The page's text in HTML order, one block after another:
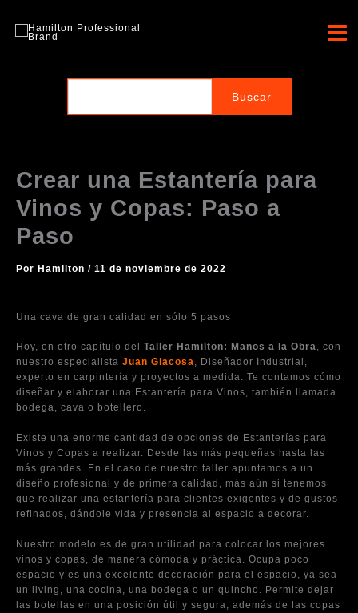
contenido
Crear una Estantería para
Vinos y Copas: Paso a
Paso
Por Hamilton / 11 de noviembre de 2022
Una cava de gran calidad en sólo 5 pasos
Hoy, en otro capítulo del Taller Hamilton: Manos a la Obra
, con
nuestro especialista Juan Giacosa
, Diseñador Industrial,
experto en carpintería y proyectos a medida. Te contamos cómo
diseñar y elaborar una Estantería para Vinos, también llamada
bodega, cava o botellero.
Existe una enorme cantidad de opciones de Estanterías para
Vinos y Copas a realizar. Desde las más pequeñas hasta las
más grandes. En el caso de nuestro taller apuntamos a un
diseño profesional y de primera calidad, más aún si tenemos
que realizar una estantería para clientes exigentes y de gustos
refinados, dándole vida y presencia al espacio a decorar.
Nuestro modelo es de gran utilidad para colocar los mejores
vinos y copas, de manera cómoda y práctica. Ocupa poco
espacio y es una excelente decoración para el espacio, ya sea
un living, una cocina, una bodega o un quincho. Permite dejar
las botellas en una posición útil y segura, además de las copas